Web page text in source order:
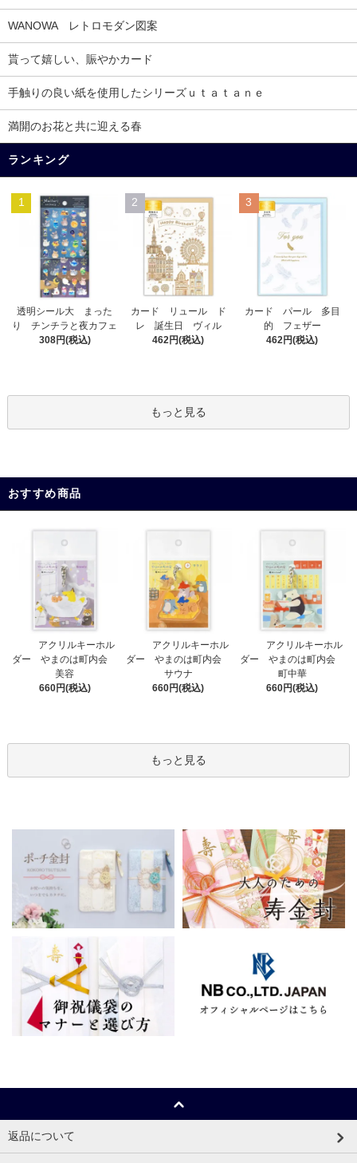
WANOWA レトロモダン図案
貰って嬉しい、賑やかカード
手触りの良い紙を使用したシリーズｕｔａｔａｎｅ
満開のお花と共に迎える春
ランキング
1
透明シール大 まった
り チンチラと夜カフェ
308円(税込)
2
カード リュール ド
レ 誕生日 ヴィル
462円(税込)
3
カード パール 多目
的 フェザー
462円(税込)
もっと見る
おすすめ商品
アクリルキーホル
ダー やまのは町内会
美容
660円(税込)
アクリルキーホル
ダー やまのは町内会
サウナ
660円(税込)
アクリルキーホル
ダー やまのは町内会
町中華
660円(税込)
もっと見る
返品について